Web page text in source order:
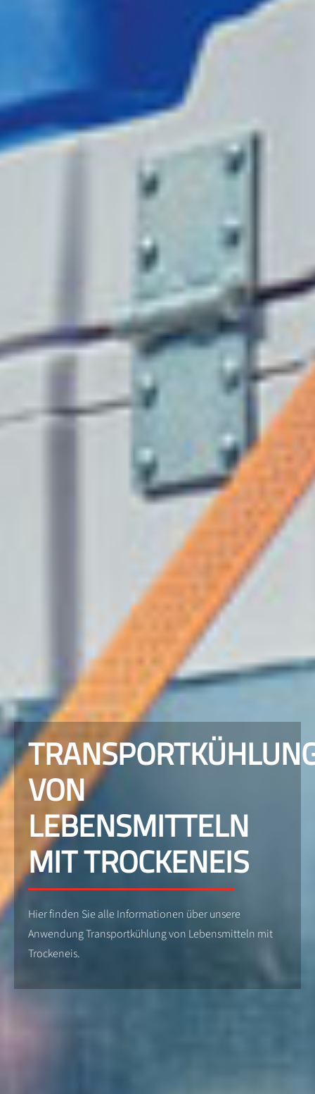
VON
LEBENSMITTELN
MIT TROCKENEIS
Hier finden Sie alle Informationen über unsere
Anwendung Transportkühlung von Lebensmitteln mit
Trockeneis.